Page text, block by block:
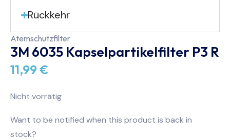
Rückkehr
Atemschutzfilter
3M 6035 Kapselpartikelfilter P3 R
11,99€
Nicht vorrätig
Want to be notified when this product is back in
stock?